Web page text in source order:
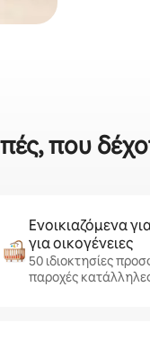
που
Ενοικιαζόμενα
για οικογένειες
50 ιδιοκτησίες
παροχές